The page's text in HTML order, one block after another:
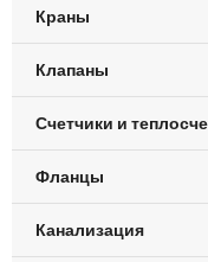
Краны
Клапаны
Счетчики и
Фланцы
Канализация